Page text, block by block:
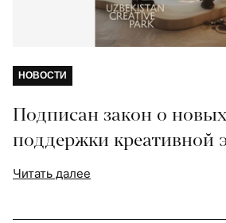
НОВОСТИ
Подписан закон о
поддержки креативной
Читать далее